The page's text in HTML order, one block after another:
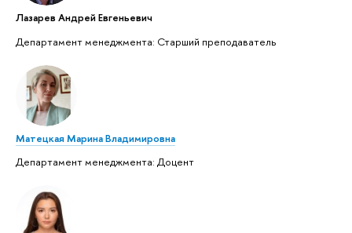
Лазарев Андрей Евгеньевич
Департамент менеджмента: Старший преподаватель
Матецкая Марина Владимировна
Департамент менеджмента: Доцент